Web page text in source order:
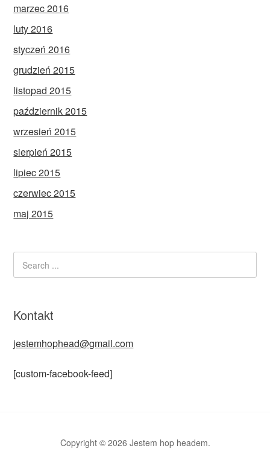
marzec 2016
luty 2016
styczeń 2016
grudzień 2015
listopad 2015
październik 2015
wrzesień 2015
sierpień 2015
lipiec 2015
czerwiec 2015
maj 2015
Kontakt
jestemhophead@gmail.com
[custom-facebook-feed]
Copyright © 2026 Jestem hop headem.